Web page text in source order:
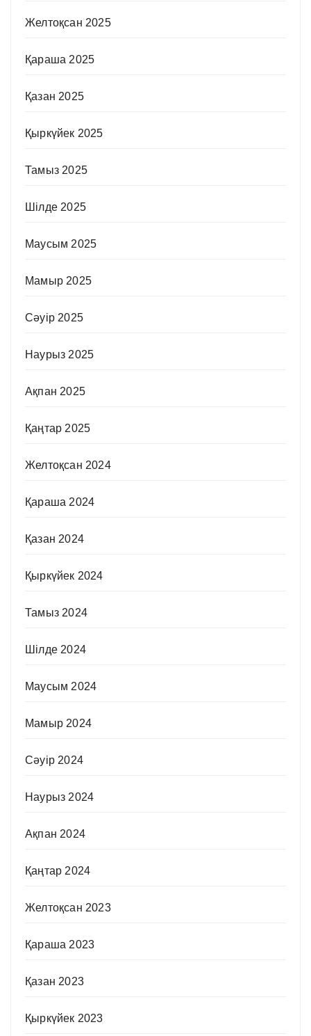
Желтоқсан 2025
Қараша 2025
Қазан 2025
Қыркүйек 2025
Тамыз 2025
Шілде 2025
Маусым 2025
Мамыр 2025
Сәуір 2025
Наурыз 2025
Ақпан 2025
Қаңтар 2025
Желтоқсан 2024
Қараша 2024
Қазан 2024
Қыркүйек 2024
Тамыз 2024
Шілде 2024
Маусым 2024
Мамыр 2024
Сәуір 2024
Наурыз 2024
Ақпан 2024
Қаңтар 2024
Желтоқсан 2023
Қараша 2023
Қазан 2023
Қыркүйек 2023